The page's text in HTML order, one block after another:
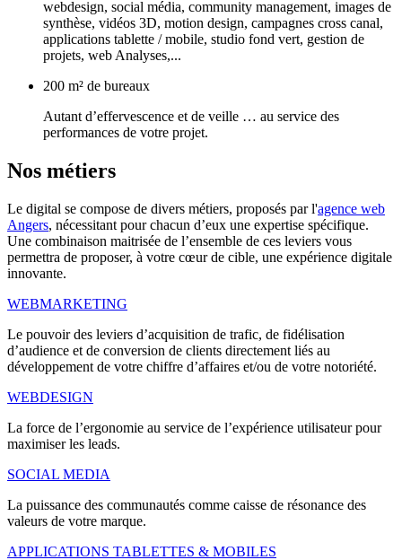
webdesign, social média, community management, images de
synthèse, vidéos 3D, motion design, campagnes cross canal,
applications tablette / mobile, studio fond vert, gestion de
projets, web Analyses,...
200 m² de bureaux
Autant d’effervescence et de veille … au service des
performances de votre projet.
Nos métiers
Le digital se compose de divers métiers, proposés par l'agence web
Angers, nécessitant pour chacun d’eux une expertise spécifique.
Une combinaison maitrisée de l’ensemble de ces leviers vous
permettra de proposer, à votre cœur de cible, une expérience digitale
innovante.
WEBMARKETING
Le pouvoir des leviers d’acquisition de trafic, de fidélisation
d’audience et de conversion de clients directement liés au
développement de votre chiffre d’affaires et/ou de votre notoriété.
WEBDESIGN
La force de l’ergonomie au service de l’expérience utilisateur pour
maximiser les leads.
SOCIAL MEDIA
La puissance des communautés comme caisse de résonance des
valeurs de votre marque.
APPLICATIONS TABLETTES & MOBILES